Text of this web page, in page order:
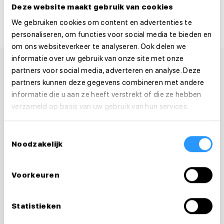
Deze website maakt gebruik van cookies
We gebruiken cookies om content en advertenties te
personaliseren, om functies voor social media te bieden en
om ons websiteverkeer te analyseren. Ook delen we
informatie over uw gebruik van onze site met onze
partners voor social media, adverteren en analyse. Deze
partners kunnen deze gegevens combineren met andere
informatie die u aan ze heeft verstrekt of die ze hebben
verzameld op basis van uw gebruik van hun services.
Noodzakelijk
Voorkeuren
Statistieken